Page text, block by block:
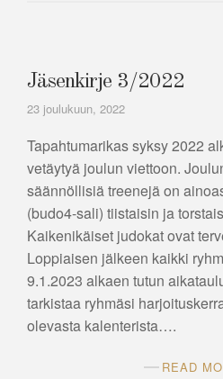
Jäsenkirje 3/2022
23 joulukuun, 2022
Tapahtumarikas syksy 2022
vetäytyä joulun viettoon.
säännöllisiä treenejä on
(budo4-sali) tiistaisin ja
Kaikenikäiset judokat ovat
Loppiaisen jälkeen kaikki
9.1.2023 alkaen tutun
tarkistaa ryhmäsi
olevasta kalenterista….
READ